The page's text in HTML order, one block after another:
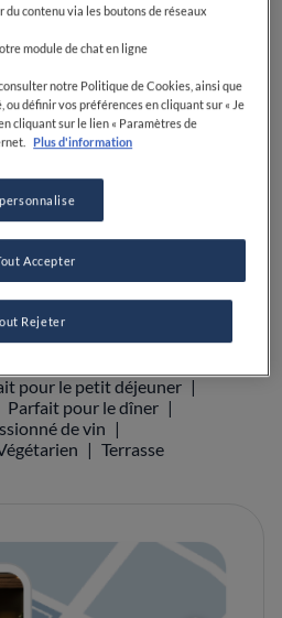
+33 5 67 16 19 99
pour le petit déjeuner
Parfait pour le dîner
de vin
Terrasse
contenu via les boutons de réseaux
module de chat en ligne
notre Politique de Cookies, ainsi que
définir vos préférences en cliquant sur « Je
cliquant sur le lien « Paramètres de
Plus d'information
personnalise
Rejeter
Accepter